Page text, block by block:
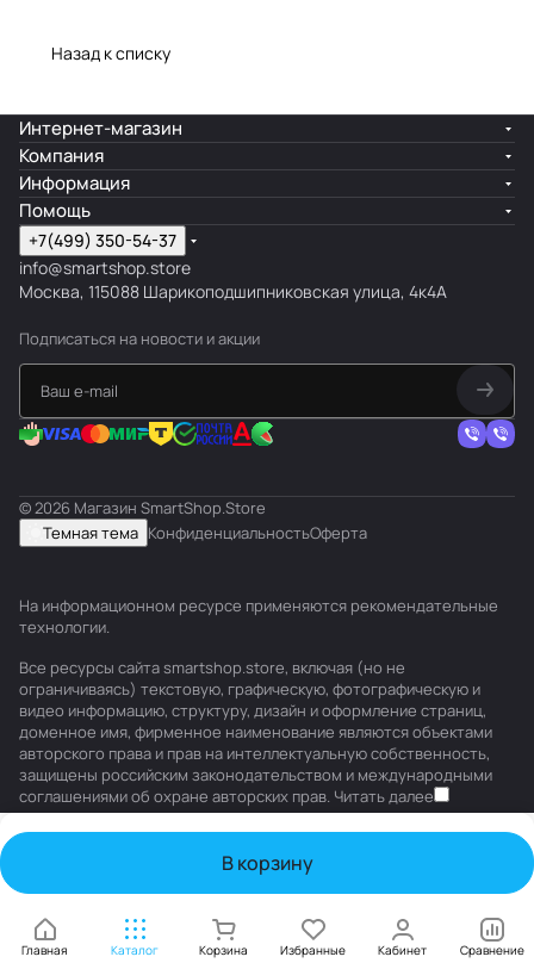
Назад к списку
В корзину
Главная Каталог Корзина Избранные Кабинет Сравнение
Интернет-магазин
Компания
Информация
Помощь
+7(499) 350-54-37
info@smartshop.store
Москва, 115088 Шарикоподшипниковская улица, 4к4А
Подписаться на новости и акции
© 2026 Магазин SmartShop.Store
Темная тема КонфиденциальностьОферта
На информационном ресурсе применяются рекомендательные
технологии.
Все ресурсы сайта smartshop.store, включая (но не
ограничиваясь) текстовую, графическую, фотографическую и
видео информацию, структуру, дизайн и оформление страниц,
доменное имя, фирменное наименование являются объектами
авторского права и прав на интеллектуальную собственность,
защищены российским законодательством и международными
соглашениями об охране авторских прав. Читать далее